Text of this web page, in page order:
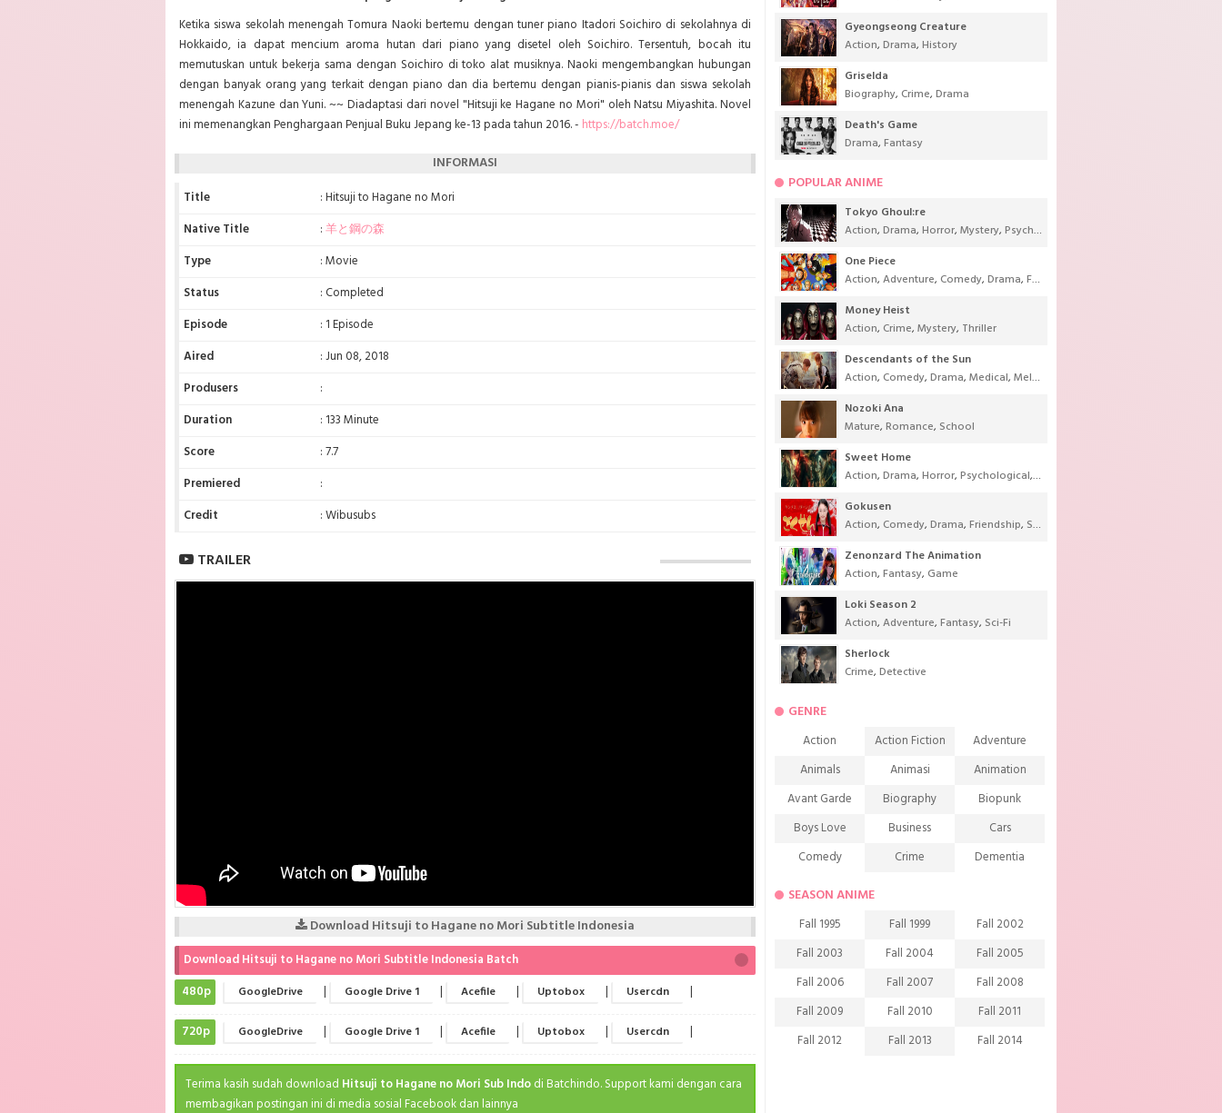
Ketika siswa sekolah menengah Tomura Naoki bertemu dengan tuner piano Itadori Soichiro di sekolahnya di
Hokkaido, ia dapat mencium aroma hutan dari piano yang disetel oleh Soichiro. Tersentuh, bocah itu
memutuskan untuk bekerja sama dengan Soichiro di toko alat musiknya. Naoki mengembangkan hubungan
dengan banyak orang yang terkait dengan piano dan dia bertemu dengan pianis-pianis dan siswa sekolah
menengah Kazune dan Yuni. ~~ Diadaptasi dari novel "Hitsuji ke Hagane no Mori" oleh Natsu Miyashita. Novel
ini memenangkan Penghargaan Penjual Buku Jepang ke-13 pada tahun 2016. - https://batch.moe/
INFORMASI
Title
: Hitsuji to Hagane no Mori
Native Title
:羊と鋼の森
Type
: Movie
Status
: Completed
Episode
: 1 Episode
Aired
: Jun 08, 2018
Produsers
:
Duration
: 133 Minute
Score
: 7.7
Premiered
:
Credit
: Wibusubs
TRAILER
Download Hitsuji to Hagane no Mori Subtitle Indonesia
Download Hitsuji to Hagane no Mori Subtitle Indonesia Batch
480p
GoogleDrive | Google Drive 1 | Acefile | Uptobox | Usercdn |
720p GoogleDrive | Google Drive 1 | Acefile | Uptobox | Usercdn |
Terima kasih sudah download Hitsuji to Hagane no Mori Sub Indodi Batchindo. Support kami dengan cara
membagikan postingan ini di media sosial Facebook dan lainnya
Gyeongseong Creature
Action, Drama, History
Griselda
Biography, Crime, Drama
Death's Game
Drama, Fantasy
POPULAR ANIME
Tokyo Ghoul:re
Action, Drama, Horror, Mystery, Psychological
One Piece
Action, Adventure, Comedy, Drama, Fantasy
Money Heist
Action, Crime, Mystery, Thriller
Descendants of the Sun
Action, Comedy, Drama, Medical, Melodrama
Nozoki Ana
Mature, Romance, School
Sweet Home
Action, Drama, Horror, Psychological, Supernatural
Gokusen
Action, Comedy, Drama, Friendship, School
Zenonzard The Animation
Action, Fantasy, Game
Loki Season 2
Action, Adventure, Fantasy, Sci-Fi
Sherlock
Crime, Detective
GENRE
Action Action Fiction
Adventure
Animals
Animasi
Animation
Avant Garde
Biography
Biopunk
Boys Love
Business
Cars
Comedy
Crime
Dementia
Demons
Drama
Ecchi
Extreme sports
Family
Fantasy
Food
Friendship
Game
Gourmet
Harem
Historical
History
Horror
Investigation
Josei
SEASON ANIME
Fall 1995 Fall 1999
Fall 2002
Fall 2003
Fall 2004
Fall 2005
Fall 2006
Fall 2007
Fall 2008
Fall 2009
Fall 2010
Fall 2011
Fall 2012
Fall 2013
Fall 2014